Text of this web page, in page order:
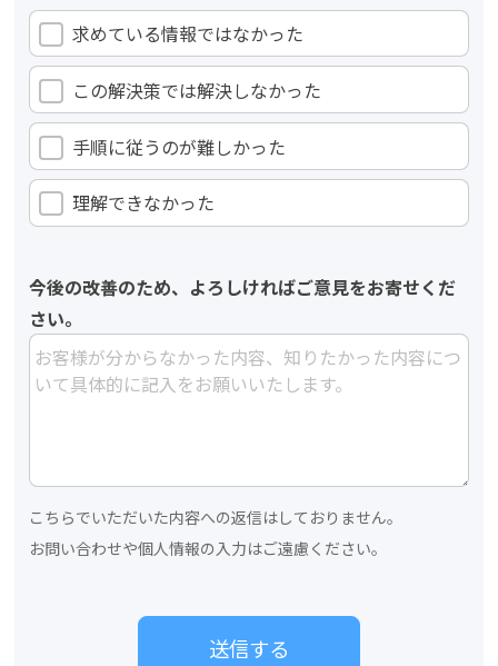
求めている情報ではなかった
この解決策では解決しなかった
手順に従うのが難しかった
理解できなかった
今後の改善のため、よろしければご意見をお寄せくだ
さい。
こちらでいただいた内容への返信はしておりません。
お問い合わせや個人情報の入力はご遠慮ください。